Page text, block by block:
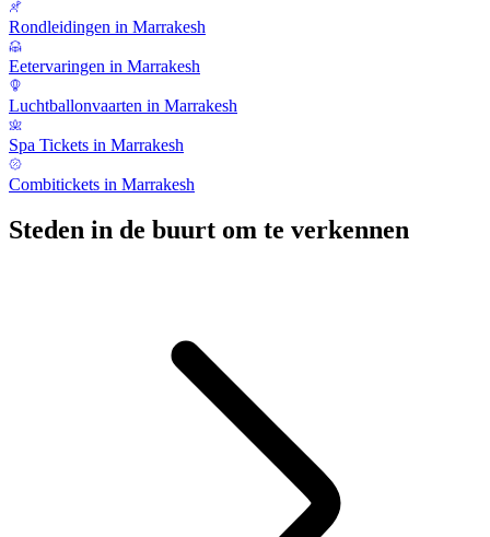
Rondleidingen in Marrakesh
Eetervaringen in Marrakesh
Luchtballonvaarten in Marrakesh
Spa Tickets in Marrakesh
Combitickets in Marrakesh
Steden in de buurt om te verkennen